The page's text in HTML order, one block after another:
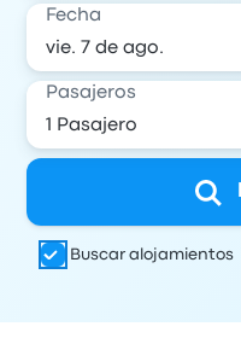
Fecha
Pasajeros
Buscar alojamientos